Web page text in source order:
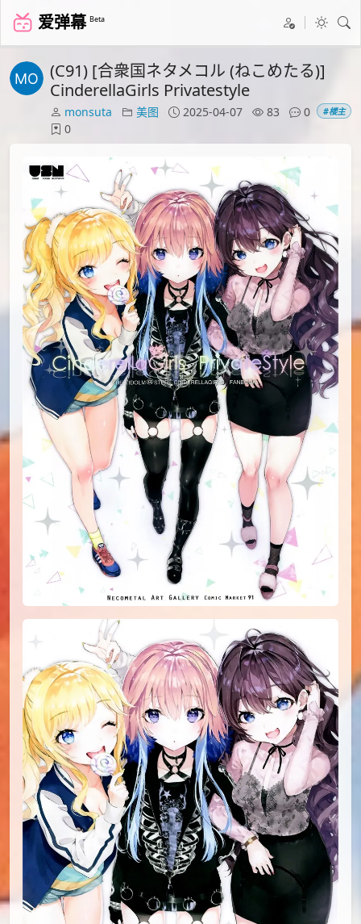
爱弹幕 Beta
(C91) [合衆国ネタメコル (ねこめたる)]
CinderellaGirls Privatestyle
monsuta 美图 2025-04-07 83
0
0
#楼主